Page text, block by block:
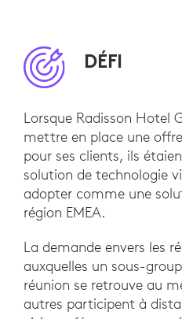
DÉFI
Lorsque Radisson Hotel
mettre en place une
pour ses clients, ils
solution de technologie
adopter comme une
région EMEA.
La demande envers les
auxquelles un sous-
réunion se retrouve au
autres participent à